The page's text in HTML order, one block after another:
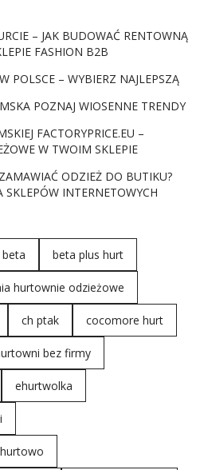
– JAK BUDOWAĆ RENTOWNĄ
FASHION B2B
POLSCE – WYBIERZ NAJLEPSZĄ
POZNAJ WIOSENNE TRENDY
FACTORYPRICE.EU –
W TWOIM SKLEPIE
ODZIEŻ DO BUTIKU?
INTERNETOWYCH
beta beta plus hurt
hurtownie odzieżowe
ch ptak cocomore hurt
bez firmy
ehurtwolka